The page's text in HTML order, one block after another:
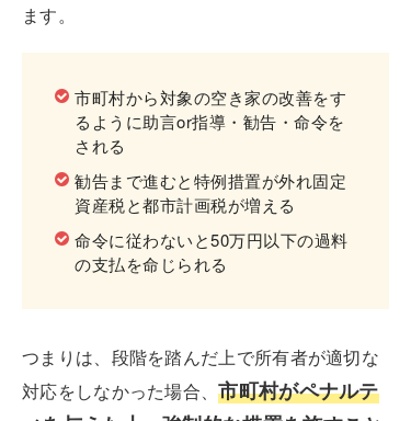
ます。
市町村から対象の空き家の改善をす
るように助言or指導・勧告・命令を
される
勧告まで進むと特例措置が外れ固定
資産税と都市計画税が増える
命令に従わないと50万円以下の過料
の支払を命じられる
つまりは、段階を踏んだ上で所有者が適切な
対応をしなかった場合、市町村がペナルテ